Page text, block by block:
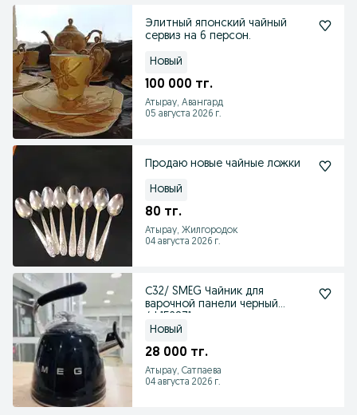
Элитный японский чайный
сервиз на 6 персон.
Новый
100 000 тг.
Атырау, Авангард
05 августа 2026 г.
Продаю новые чайные ложки
Новый
80 тг.
Атырау, Жилгородок
04 августа 2026 г.
С32/ SMEG Чайник для
варочной панели черный
Новый
28 000 тг.
Атырау, Сатпаева
04 августа 2026 г.